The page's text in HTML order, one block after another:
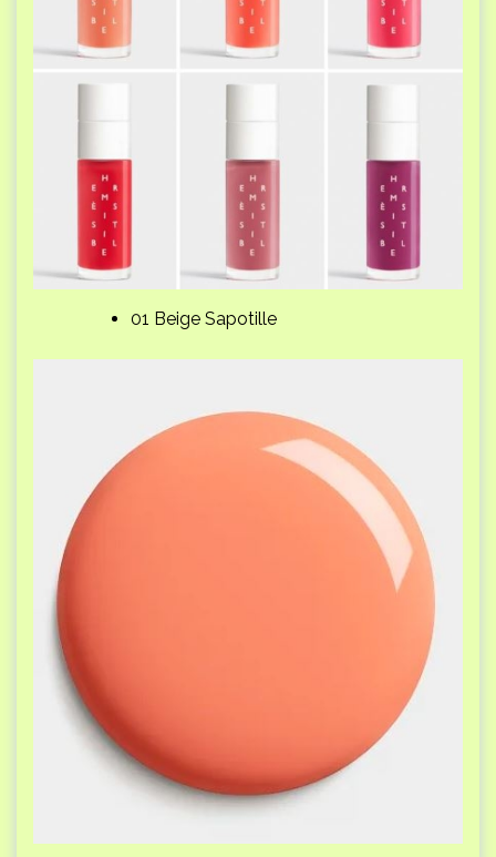
01 Beige Sapotille